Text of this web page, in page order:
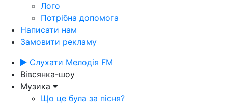
Лого
Потрібна допомога
Написати нам
Замовити рекламу
Слухати Мелодія FM
Вівсянка-шоу
Музика
Що це була за пісня?